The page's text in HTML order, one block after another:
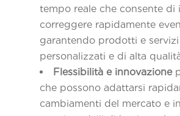
tempo reale che consente di
correggere rapidamente
garantendo prodotti e servizi
personalizzati e di alta
Flessibilità e innovazione
che possono adattarsi
cambiamenti del mercato e